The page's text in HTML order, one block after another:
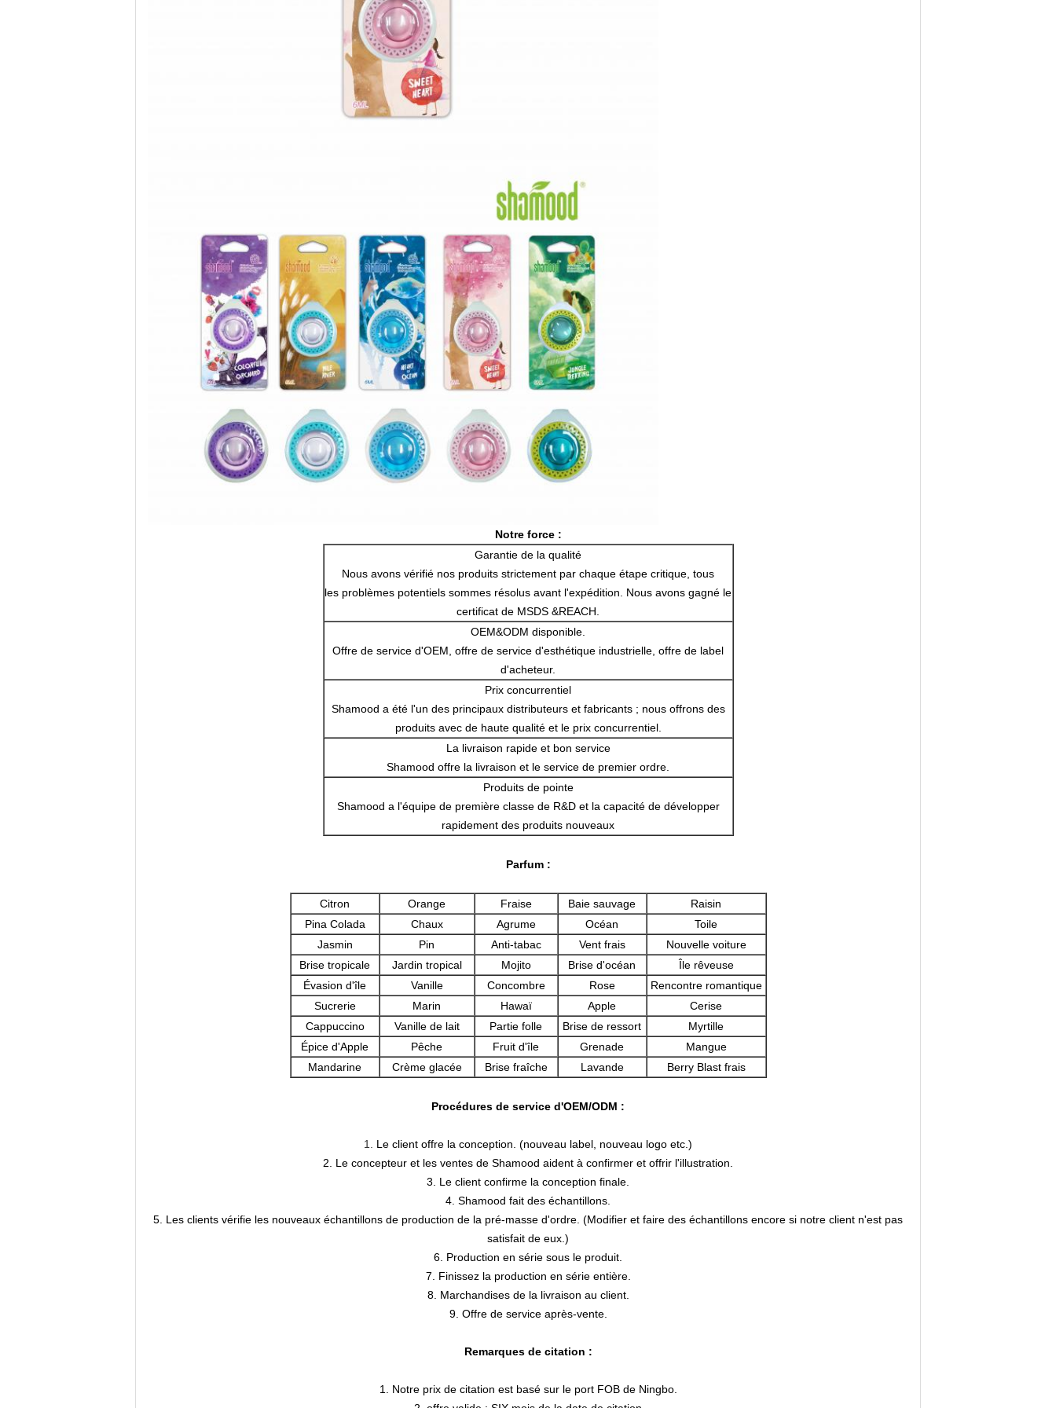
Notre force :
Garantie de la qualité
Nous avons vérifié nos produits strictement par chaque étape critique, tous
les problèmes potentiels sommes résolus avant l'expédition. Nous avons gagné le
certificat de MSDS &REACH.
OEM&ODM disponible.
Offre de service d'OEM, offre de service d'esthétique industrielle, offre de label
d'acheteur.
Prix concurrentiel
Shamood a été l'un des principaux distributeurs et fabricants ; nous offrons des
produits avec de haute qualité et le prix concurrentiel.
La livraison rapide et bon service
Shamood offre la livraison et le service de premier ordre.
Produits de pointe
Shamood a l'équipe de première classe de R&D et la capacité de développer
rapidement des produits nouveaux
Parfum :
Citron Orange Fraise Baie sauvage
Raisin
Pina Colada
Chaux Agrume Océan
Toile
Jasmin
Pin Anti-tabac Vent frais
Nouvelle voiture
Brise tropicale
Jardin tropical Mojito Brise d'océan
Île rêveuse
Évasion d'île
Vanille Concombre Rose
Rencontre romantique
Sucrerie
Marin Hawaï Apple
Cerise
Cappuccino
Vanille de lait Partie folle Brise de ressort
Myrtille
Épice d'Apple
Pêche Fruit d'île Grenade
Mangue
Mandarine
Crème glacée Brise fraîche Lavande Berry Blast frais
Procédures de service d'OEM/ODM :
1. Le client offre la conception. (nouveau label, nouveau logo etc.)
2. Le concepteur et les ventes de Shamood aident à confirmer et offrir l'illustration.
3. Le client confirme la conception finale.
4. Shamood fait des échantillons.
5. Les clients vérifie les nouveaux échantillons de production de la pré-masse d'ordre. (Modifier et faire des échantillons encore si notre client n'est pas
satisfait de eux.)
6. Production en série sous le produit.
7. Finissez la production en série entière.
8. Marchandises de la livraison au client.
9. Offre de service après-vente.
Remarques de citation :
1. Notre prix de citation est basé sur le port FOB de Ningbo.